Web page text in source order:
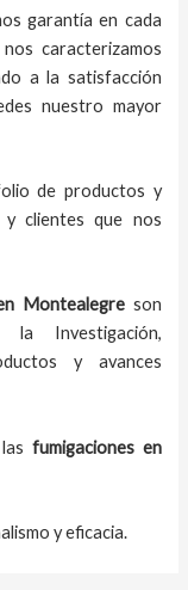
garantía en cada
caracterizamos
a la satisfacción
nuestro mayor
de productos y
y clientes que nos
Montealegre son
la Investigación,
y avances
las fumigaciones en
y eficacia.